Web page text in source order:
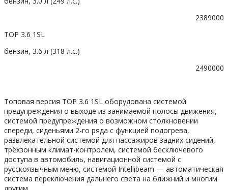
2389000
TOP 3.6 1SL
бензин, 3.6 л (318 л.с.)
2490000
Топовая версия TOP 3.6 1SL оборудована системой
предупреждения о выходе из занимаемой полосы движения,
системой предупреждения о возможном столкновении
спереди, сиденьями 2-го ряда с функцией подогрева,
развлекательной системой для пассажиров задних сидений,
трёхзонным климат-контролем, системой бесключевого
доступа в автомобиль, навигационной системой с
русскоязычным меню, системой Intellibeam — автоматическая
система переключения дальнего света на ближний и многим